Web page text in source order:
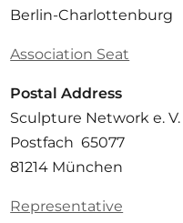
Berlin-Charlottenburg
Association Seat
Postal Address
Sculpture Network e. V.
Postfach 65077
81214 München
Representative